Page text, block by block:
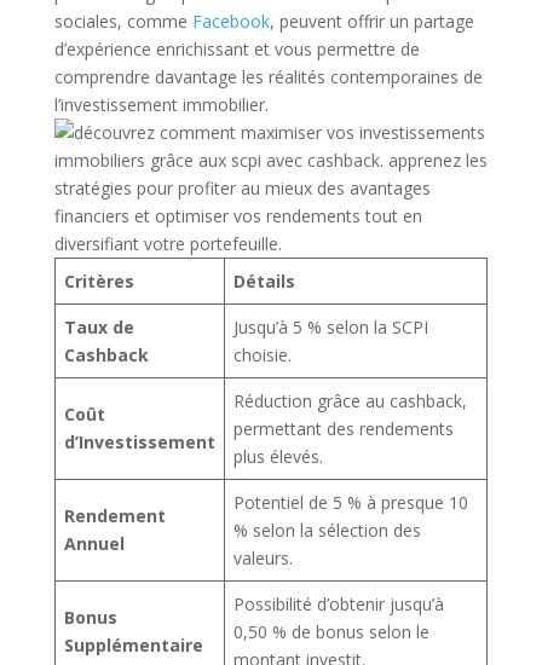
sociales, comme Facebook, peuvent offrir un partage
d’expérience enrichissant et vous permettre de
comprendre davantage les réalités contemporaines de
l’investissement immobilier.
Critères
Détails
Taux de
Cashback
Jusqu’à 5 % selon la SCPI
choisie.
Coût
d’Investissement
Réduction grâce au cashback,
permettant des rendements
plus élevés.
Rendement
Annuel
Potentiel de 5 % à presque 10
% selon la sélection des
valeurs.
Bonus
Supplémentaire
Possibilité d’obtenir jusqu’à
0,50 % de bonus selon le
montant investit.